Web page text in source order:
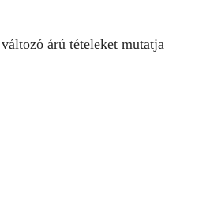
árú tételeket mutatja